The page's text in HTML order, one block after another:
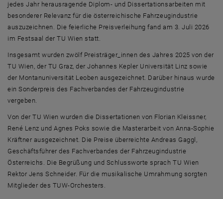
jedes Jahr herausragende Diplom- und Dissertationsarbeiten mit
besonderer Relevanz für die österreichische Fahrzeugindustrie
auszuzeichnen. Die feierliche Preisverleihung fand am 3. Juli 2026
im Festsaal der TU Wien statt.
Insgesamt wurden zwölf Preisträger_innen des Jahres 2025 von der
TU Wien, der TU Graz, der Johannes Kepler Universität Linz sowie
der Montanuniversität Leoben ausgezeichnet. Darüber hinaus wurde
ein Sonderpreis des Fachverbandes der Fahrzeugindustrie
vergeben.
Von der TU Wien wurden die Dissertationen von Florian Kleissner,
René Lenz und Agnes Poks sowie die Masterarbeit von Anna-Sophie
Kräftner ausgezeichnet. Die Preise überreichte Andreas Gaggl,
Geschäftsführer des Fachverbandes der Fahrzeugindustrie
Österreichs. Die Begrüßung und Schlussworte sprach TU Wien
Rektor Jens Schneider. Für die musikalische Umrahmung sorgten
Mitglieder des TUW-Orchesters.